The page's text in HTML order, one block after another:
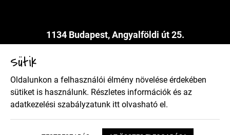
1134 Budapest, Angyalföldi út 25.
Adatkezelési szabályzat
Sütik
Oldalunkon a felhasználói élmény növelése érdekében
sütiket is használunk. Részletes információk és az
adatkezelési szabályzatunk itt olvasható el.